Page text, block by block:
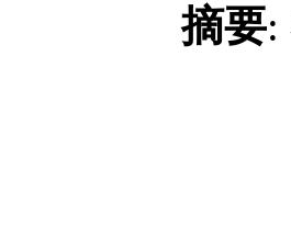
摘要: